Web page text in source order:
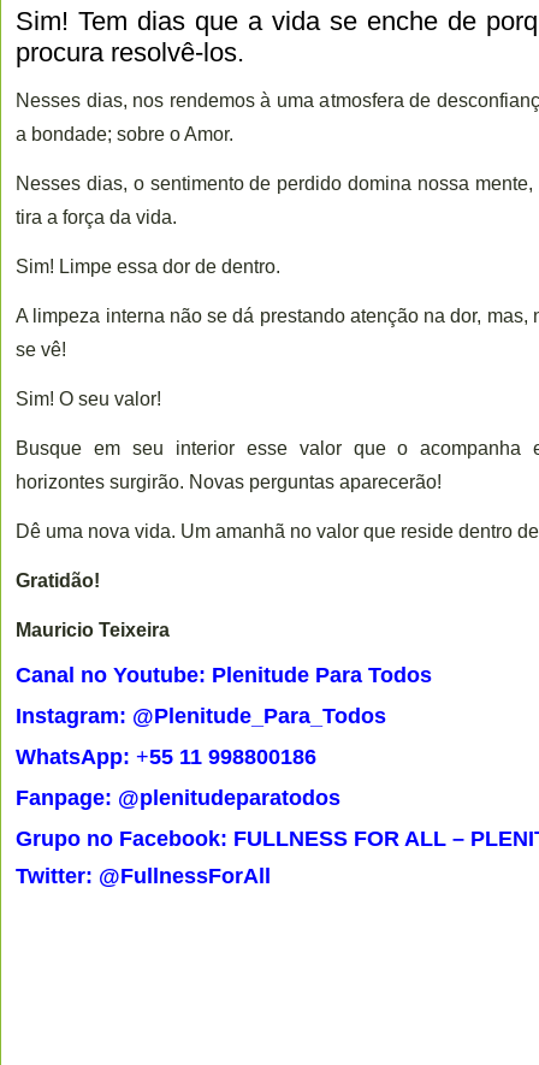
Sim! Tem dias que a vida se enche de
procura resolvê-los.
Nesses dias, nos rendemos à uma atmosfera de
a bondade; sobre o Amor.
Nesses dias, o sentimento de perdido domina nossa
tira a força da vida.
Sim! Limpe essa dor de dentro.
A limpeza interna não se dá prestando atenção na dor, mas,
se vê!
Sim! O seu valor!
Busque em seu interior esse valor que o acompanha
horizontes surgirão. Novas perguntas aparecerão!
Dê uma nova vida. Um amanhã no valor que reside dentro
Gratidão!
Mauricio Teixeira
Canal no Youtube: Plenitude Para Todos
Instagram: @Plenitude_Para_Todos
WhatsApp: +55 11 998800186
Fanpage: @plenitudeparatodos
Grupo no Facebook: FULLNESS FOR ALL –
Twitter: @FullnessForAll